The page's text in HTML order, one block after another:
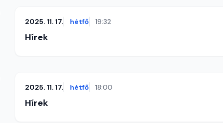
2025. 11. 17. hétfő 19:32
Hírek
2025. 11. 17. hétfő 18:00
Hírek